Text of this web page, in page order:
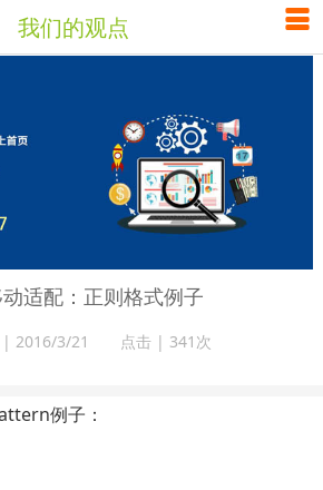
我们的观点 
适配：正则格式例子
| 2016/3/21 点击 | 341次
例子：